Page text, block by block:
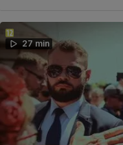
27 min